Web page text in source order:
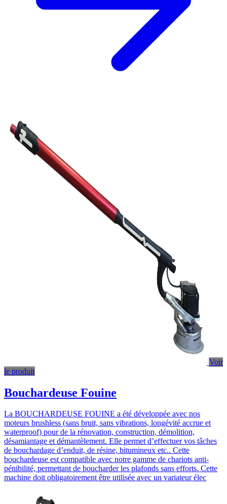
Voir
le produit
Bouchardeuse Fouine
La BOUCHARDEUSE FOUINE a été développée avec nos
moteurs brushless (sans bruit, sans vibrations, longévité accrue et
waterproof) pour de la rénovation, construction, démolition,
désamiantage et démantèlement. Elle permet d’effectuer vos tâches
de bouchardage d’enduit, de résine, bitumineux etc.. Cette
bouchardeuse est compatible avec notre gamme de chariots anti-
pénibilité, permettant de boucharder les plafonds sans efforts. Cette
machine doit obligatoirement être utilisée avec un variateur élec